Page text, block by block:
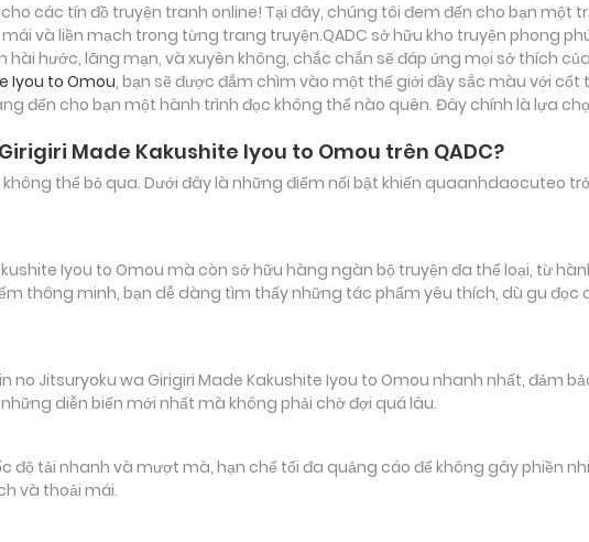
các tín đồ truyện tranh online! Tại đây, chúng tôi đem đến cho bạn một
và liền mạch trong từng trang truyện.QADC sở hữu kho truyện phong
hài hước, lãng mạn, và xuyên không, chắc chắn sẽ đáp ứng mọi sở thích
Iyou to Omou, bạn sẽ được đắm chìm vào một thế giới đầy sắc màu với cốt
đến cho bạn một hành trình đọc không thể nào quên. Đây chính là lựa
Made Kakushite Iyou to Omou trên QADC?
thể bỏ qua. Dưới đây là những điểm nổi bật khiến quaanhdaocuteo
Iyou to Omou mà còn sở hữu hàng ngàn bộ truyện đa thể loại, từ
thông minh, bạn dễ dàng tìm thấy những tác phẩm yêu thích, dù gu đọc
Jitsuryoku wa Girigiri Made Kakushite Iyou to Omou nhanh nhất, đảm
diễn biến mới nhất mà không phải chờ đợi quá lâu.
độ tải nhanh và mượt mà, hạn chế tối đa quảng cáo để không gây phiền
và thoải mái.